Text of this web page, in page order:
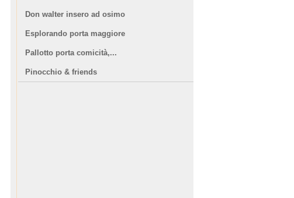
Don walter insero ad osimo
Esplorando porta maggiore
Pallotto porta comicità,...
Pinocchio & friends